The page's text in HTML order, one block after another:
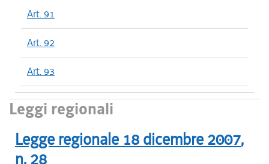
Art. 91
Art. 92
Art. 93
Leggi regionali
Legge regionale 18 dicembre 2007,
n. 28